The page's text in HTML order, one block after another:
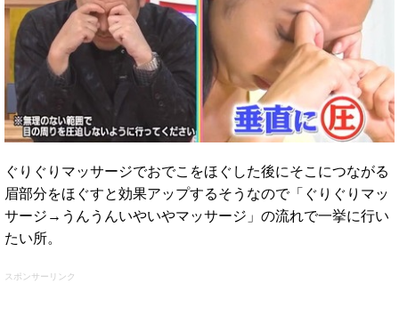
ぐりぐりマッサージでおでこをほぐした後にそこにつながる
眉部分をほぐすと効果アップするそうなので「ぐりぐりマッ
サージ→うんうんいやいやマッサージ」の流れで一挙に行い
たい所。
スポンサーリンク